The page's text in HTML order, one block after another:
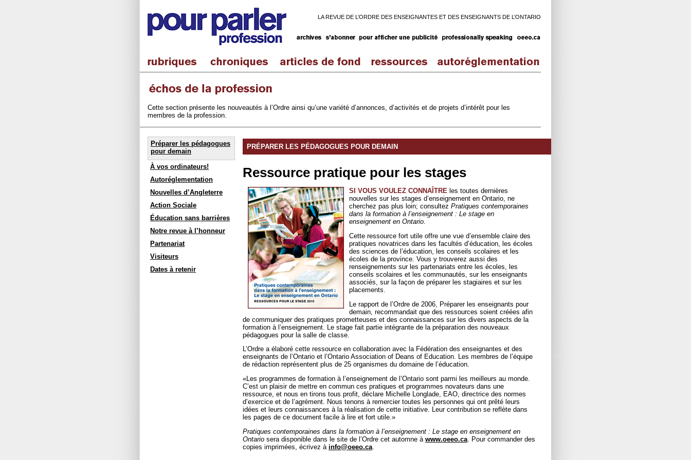
LA REVUE DE L’ORDRE DES ENSEIGNANTES ET DES ENSEIGNANTS DE L’ONTARIO
Cette section présente les nouveautés à l’Ordre ainsi qu’une variété d’annonces, d’activités et de projets d’intérêt pour les
membres de la profession.
Préparer les pédagogues
pour demain
À vos ordinateurs!
Autoréglementation
Nouvelles d’Angleterre
Action Sociale
Éducation sans barrières
Notre revue à l’honneur
Partenariat
Visiteurs
Dates à retenir
PRÉPARER LES PÉDAGOGUES POUR DEMAIN
Ressource pratique pour les stages
SI VOUS VOULEZ CONNAÎTRE les toutes dernières
nouvelles sur les stages d’enseignement en Ontario, ne
cherchez pas plus loin; consultez Pratiques contemporaines
dans la formation à l’enseignement : Le stage en
enseignement en Ontario.
Cette ressource fort utile offre une vue d’ensemble claire des
pratiques novatrices dans les facultés d’éducation, les écoles
des sciences de l’éducation, les conseils scolaires et les
écoles de la province. Vous y trouverez aussi des
renseignements sur les partenariats entre les écoles, les
conseils scolaires et les communautés, sur les enseignants
associés, sur la façon de préparer les stagiaires et sur les
placements.
Le rapport de l’Ordre de 2006, Préparer les enseignants pour
demain, recommandait que des ressources soient créées afin
de communiquer des pratiques prometteuses et des connaissances sur les divers aspects de la
formation à l’enseignement. Le stage fait partie intégrante de la préparation des nouveaux
pédagogues pour la salle de classe.
L’Ordre a élaboré cette ressource en collaboration avec la Fédération des enseignantes et des
enseignants de l’Ontario et l’Ontario Association of Deans of Education. Les membres de l’équipe
de rédaction représentent plus de 25 organismes du domaine de l’éducation.
«Les programmes de formation à l’enseignement de l’Ontario sont parmi les meilleurs au monde.
C’est un plaisir de mettre en commun ces pratiques et programmes novateurs dans une
ressource, et nous en tirons tous profit, déclare Michelle Longlade, EAO, directrice des normes
d’exercice et de l’agrément. Nous tenons à remercier toutes les personnes qui ont prêté leurs
idées et leurs connaissances à la réalisation de cette initiative. Leur contribution se reflète dans
les pages de ce document facile à lire et fort utile.»
Pratiques contemporaines dans la formation à l’enseignement : Le stage en enseignement en
Ontario sera disponible dans le site de l’Ordre cet automne à www.oeeo.ca . Pour commander des
copies imprimées, écrivez à info@oeeo.ca